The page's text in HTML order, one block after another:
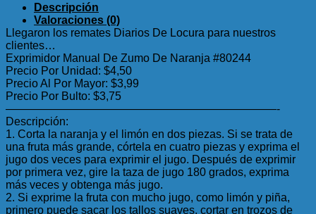
Descripción
Valoraciones (0)
Llegaron los remates Diarios De Locura para nuestros
clientes…
Exprimidor Manual De Zumo De Naranja #80244
Precio Por Unidad: $4,50
Precio Al Por Mayor: $3,99
Precio Por Bulto: $3,75
————————————————————————-
Descripción:
1. Corta la naranja y el limón en dos piezas. Si se trata de
una fruta más grande, córtela en cuatro piezas y exprima el
jugo dos veces para exprimir el jugo. Después de exprimir
por primera vez, gire la taza de jugo 180 grados, exprima
más veces y obtenga más jugo.
2. Si exprime la fruta con mucho jugo, como limón y piña,
primero puede sacar los tallos suaves, cortar en trozos de